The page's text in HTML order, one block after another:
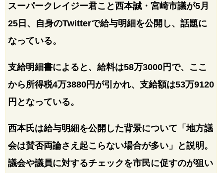
スーパークレイジー君こと西本誠・宮崎市議が5月
25日、自身のTwitterで給与明細を公開し、話題に
なっている。
支給明細書によると、給料は58万3000円で、ここ
から所得税4万3880円が引かれ、支給額は53万9120
円となっている。
西本氏は給与明細を公開した背景について「地方議
会は賛否両論さえ起こらない場合が多い」と説明。
議会や議員に対するチェックを市民に促すのが狙い